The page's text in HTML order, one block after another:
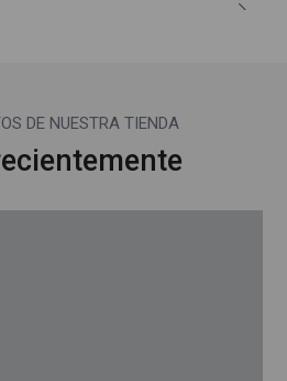
DE NUESTRA TIENDA